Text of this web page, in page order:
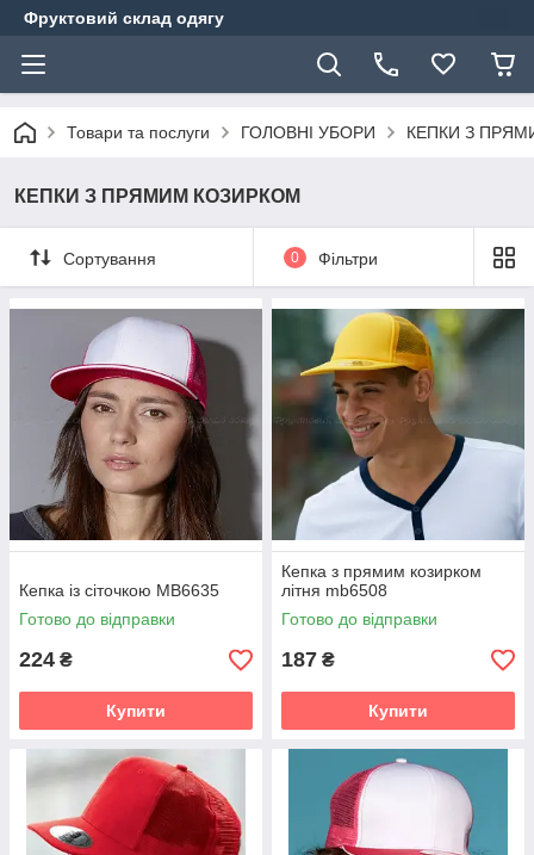
Фруктовий склад одягу
Товари та послуги ГОЛОВНІ УБОРИ КЕПКИ З
КЕПКИ З ПРЯМИМ КОЗИРКОМ
Сортування 0 Фільтри
Кепка із сіточкою MB6635
Готово до відправки
224 ₴
Купити
Кепка з прямим козирком
літня mb6508
Готово до відправки
187 ₴
Купити